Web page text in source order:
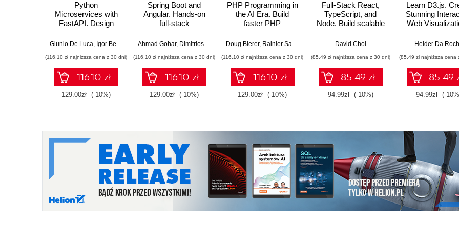
Python
Microservices with
FastAPI. Design
enabled
Python
Giunio De Luca, Igor Benav
(116,10 zł najniższa cena z 30 dni)
116.10 zł
129.00zł (-10%)
Spring Boot and
Angular. Hands-on
full-stack
Java, Spring, Angular
Second Edition
Ahmad Gohar, Dimitrios Kyriakakis
(116,10 zł najniższa cena z 30 dni)
116.10 zł
129.00zł (-10%)
PHP Programming in
the AI Era. Build
faster PHP
GenAI, modern PHP
production-ready
workflows
Doug Bierer, Rainier Sarabia
(116,10 zł najniższa cena z 30 dni)
116.10 zł
129.00zł (-10%)
Full-Stack React,
TypeScript, and
Node. Build scalable
applications using
and Docker - Second
Edition
David Choi
(85,49 zł najniższa cena z 30 dni)
85.49 zł
94.99zł (-10%)
Learn D3.js.
Stunning
Web
Modern
Helder Da
(85,49 zł najniższa cena
85.49
94.99zł (-